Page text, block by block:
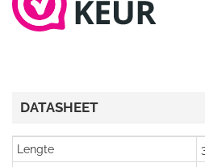
DATASHEET
Lengte